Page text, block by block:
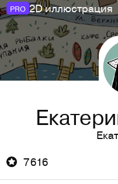
PRO 2D иллюстрация
7 616